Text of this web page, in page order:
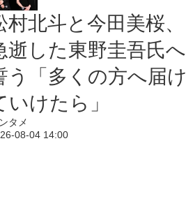
村北斗と今田美桜、
逝した東野圭吾氏へ
う「多くの方へ届け
いけたら」
タメ
08-04 14:00